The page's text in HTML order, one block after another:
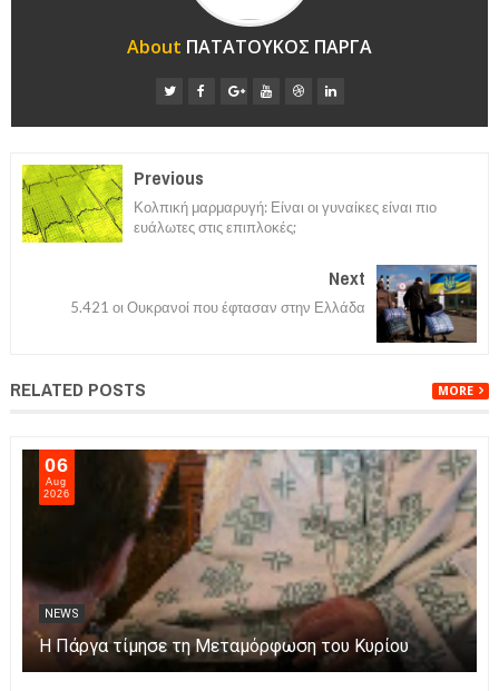
About ΠΑΤΑΤΟΥΚΟΣ ΠΑΡΓΑ
Previous
Κολπική μαρμαρυγή: Είναι οι γυναίκες είναι πιο
ευάλωτες στις επιπλοκές;
Next
5.421 οι Ουκρανοί που έφτασαν στην Ελλάδα
RELATED POSTS MORE
06
Aug
2026
NEWS
Η Πάργα τίμησε τη Μεταμόρφωση του Κυρίου